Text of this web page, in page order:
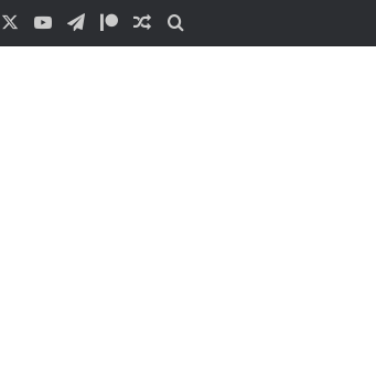
YouTubeTelegramPatreonZufälliger Beitrag